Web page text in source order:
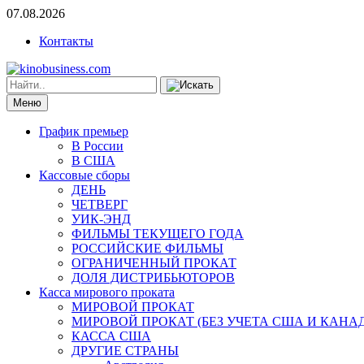
07.08.2026
Контакты
Меню
График премьер
В России
В США
Кассовые сборы
ДЕНЬ
ЧЕТВЕРГ
УИК-ЭНД
ФИЛЬМЫ ТЕКУЩЕГО ГОДА
РОССИЙСКИЕ ФИЛЬМЫ
ОГРАНИЧЕННЫЙ ПРОКАТ
ДОЛЯ ДИСТРИБЬЮТОРОВ
Касса мирового проката
МИРОВОЙ ПРОКАТ
МИРОВОЙ ПРОКАТ (БЕЗ УЧЕТА США И
КАССА США
ДРУГИЕ СТРАНЫ